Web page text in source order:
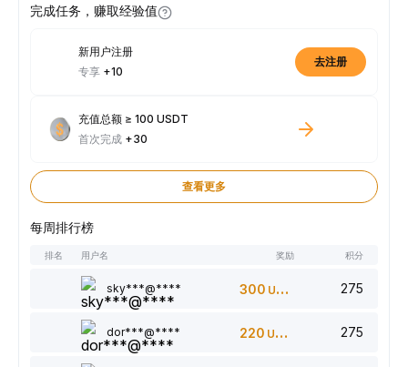
完成任务，赚取经验值
新用户注册
专享 +10
去注册
充值总额 ≥ 100 USDT
首次完成 +30
查看更多
每周排行榜
排名 用户名 奖励 积分
sky***@**** 300 USDT 275
dor***@**** 220 USDT 275